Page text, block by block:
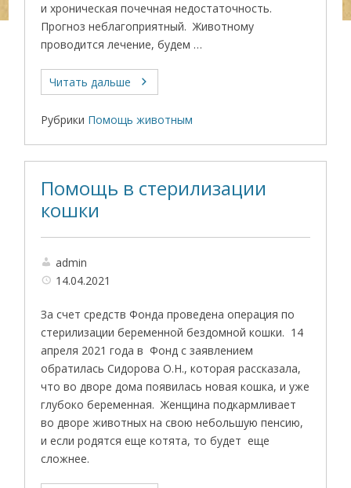
и хроническая почечная недостаточность.
Прогноз неблагоприятный. Животному
проводится лечение, будем …
Читать дальше
Рубрики Помощь животным
Помощь в стерилизации
кошки
admin
14.04.2021
За счет средств Фонда проведена операция по
стерилизации беременной бездомной кошки. 14
апреля 2021 года в Фонд с заявлением
обратилась Сидорова О.Н., которая рассказала,
что во дворе дома появилась новая кошка, и уже
глубоко беременная. Женщина подкармливает
во дворе животных на свою небольшую пенсию,
и если родятся еще котята, то будет еще
сложнее.